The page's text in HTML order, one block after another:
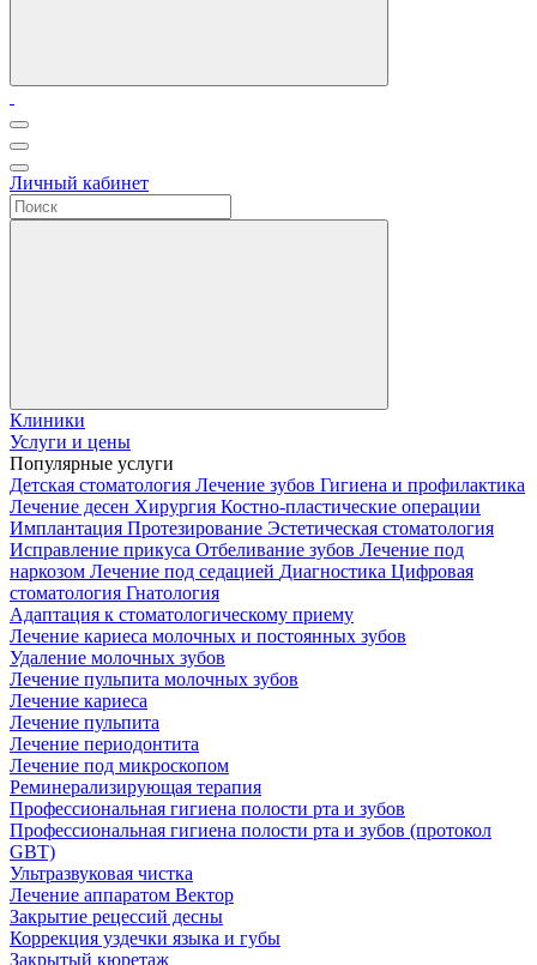
Личный кабинет
Клиники
Услуги и цены
Популярные услуги
Детская стоматология Лечение зубов Гигиена и профилактика
Лечение десен Хирургия Костно-пластические операции
Имплантация Протезирование Эстетическая стоматология
Исправление прикуса Отбеливание зубов Лечение под
наркозом Лечение под седацией Диагностика Цифровая
стоматология Гнатология
Адаптация к стоматологическому приему
Лечение кариеса молочных и постоянных зубов
Удаление молочных зубов
Лечение пульпита молочных зубов
Лечение кариеса
Лечение пульпита
Лечение периодонтита
Лечение под микроскопом
Реминерализирующая терапия
Профессиональная гигиена полости рта и зубов
Профессиональная гигиена полости рта и зубов (протокол
GBT)
Ультразвуковая чистка
Лечение аппаратом Вектор
Закрытие рецессий десны
Коррекция уздечки языка и губы
Закрытый кюретаж